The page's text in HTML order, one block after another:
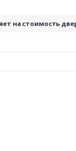
на стоимость